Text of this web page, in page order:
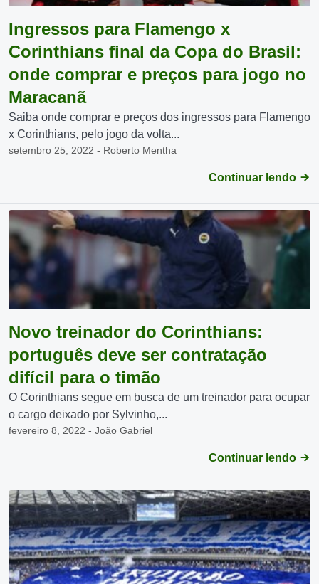
Ingressos para Flamengo x
Corinthians final da Copa do Brasil:
onde comprar e preços para jogo no
Maracanã
Saiba onde comprar e preços dos ingressos para Flamengo
x Corinthians, pelo jogo da volta...
setembro 25, 2022 - Roberto Mentha
Continuar lendo
Novo treinador do Corinthians:
português deve ser contratação
difícil para o timão
O Corinthians segue em busca de um treinador para ocupar
o cargo deixado por Sylvinho,...
fevereiro 8, 2022 - João Gabriel
Continuar lendo